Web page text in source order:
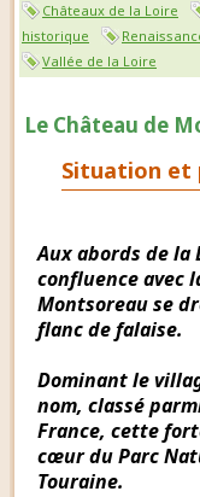
Châteaux de la Loire
historique
Vallée de la Loire
Le Château de
Situation et
Aux abords de la
confluence avec
Montsoreau se
flanc de falaise.
Dominant le
nom, classé
France, cette
cœur du Parc
Touraine.